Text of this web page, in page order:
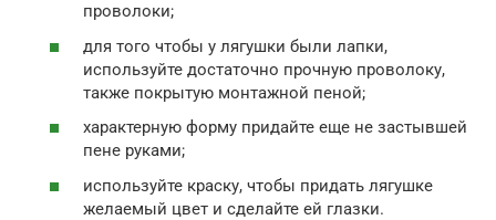
проволоки;
для того чтобы у лягушки были лапки,
используйте достаточно прочную проволоку,
также покрытую монтажной пеной;
характерную форму придайте еще не застывшей
пене руками;
используйте краску, чтобы придать лягушке
желаемый цвет и сделайте ей глазки.